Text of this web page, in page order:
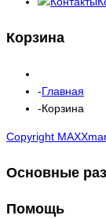
Корзина
Главная
Корзина
Copyright
Основные
Помощь